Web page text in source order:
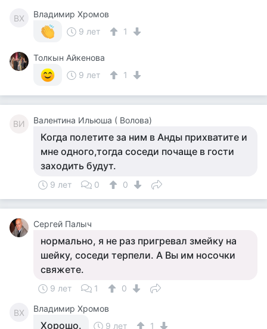
ВХ
Владимир Хромов
9 лет
1
Толкын Айкенова
9 лет
1
ВИ Валентина Ильюша ( Волова)
Когда полетите за ним в Анды прихватите и
мне одного,тогда соседи почаще в гости
заходить будут.
9 лет 0 0
Сергей Палыч
нормально, я не раз пригревал змейку на
шейку, соседи терпели. А Вы им носочки
свяжете.
9 лет 1 0
ВХ Владимир Хромов
Хорошо. 9 лет 1